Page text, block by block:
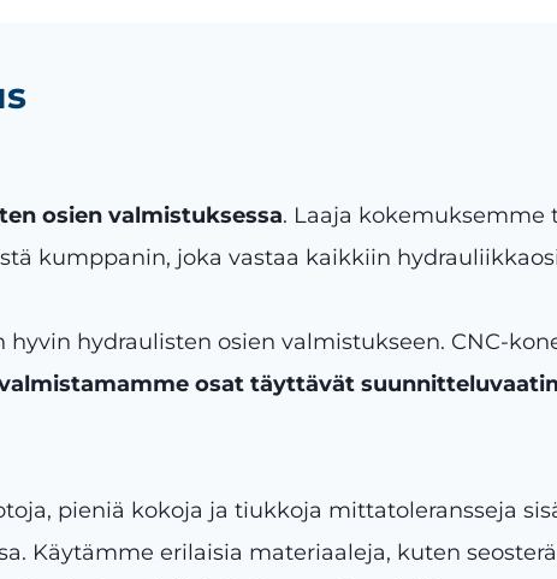
osien valmistuksessa. Laaja kokemuksemme
kumppanin, joka vastaa kaikkiin
hyvin hydraulisten osien valmistukseen. CNC-
osat täyttävät
pieniä kokoja ja tiukkoja mittatoleransseja
Käytämme erilaisia materiaaleja, kuten